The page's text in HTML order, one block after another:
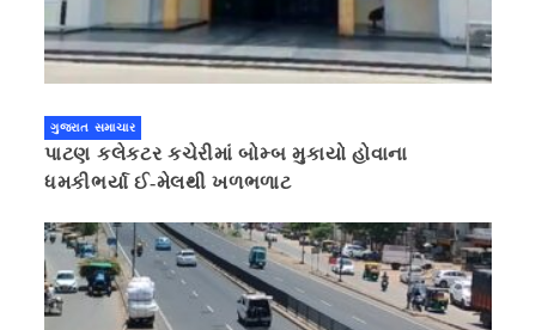
ગુજરાત સમાચાર
પાટણ કલેકટર કચેરીમાં બોમ્બ મુકાયો હોવાના
ધમકીભર્યા ઈ-મેલથી ખળભળાટ